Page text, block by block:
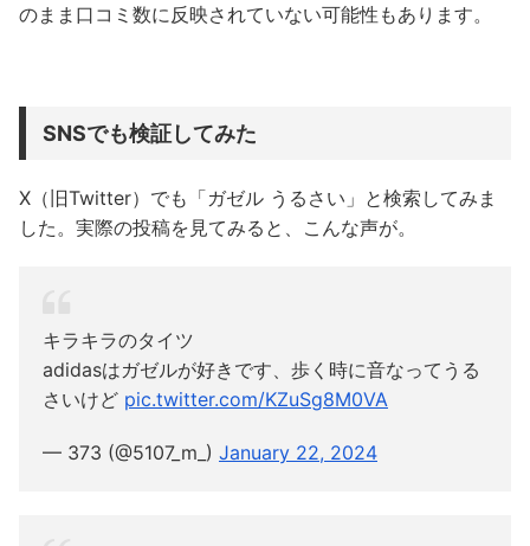
のまま口コミ数に反映されていない可能性もあります。
SNSでも検証してみた
X（旧Twitter）でも「ガゼル うるさい」と検索してみま
した。実際の投稿を見てみると、こんな声が。
キラキラのタイツ
adidasはガゼルが好きです、歩く時に音なってうる
さいけど pic.twitter.com/KZuSg8M0VA
— 373 (@5107_m_) January 22, 2024